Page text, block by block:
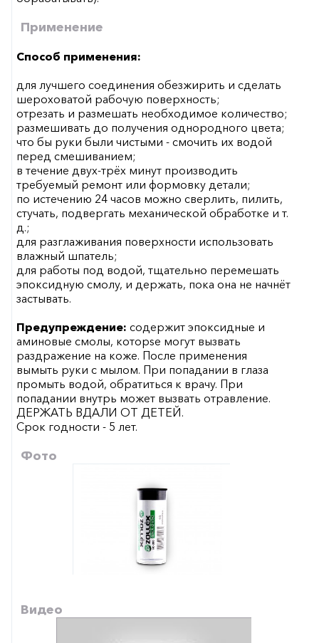
Применение
Способ применения:
для лучшего соединения обезжирить и сделать
шероховатой рабочую поверхность;
отрезать и размешать необходимое количество;
размешивать до получения однородного цвета;
что бы руки были чистыми - смочить их водой
перед смешиванием;
в течение двух-трёх минут производить
требуемый ремонт или формовку детали;
по истечению 24 часов можно сверлить, пилить,
стучать, подвергать механической обработке и т.
д.;
для разглаживания поверхности использовать
влажный шпатель;
для работы под водой, тщательно перемешать
эпоксидную смолу, и держать, пока она не начнёт
застывать.
Предупреждение: содержит эпоксидные и
аминовые смолы, которsе могут вызвать
раздражение на коже. После применения
вымыть руки с мылом. При попадании в глаза
промыть водой, обратиться к врачу. При
попадании внутрь может вызвать отравление.
ДЕРЖАТЬ ВДАЛИ ОТ ДЕТЕЙ.
Срок годности - 5 лет.
Фото
Видео